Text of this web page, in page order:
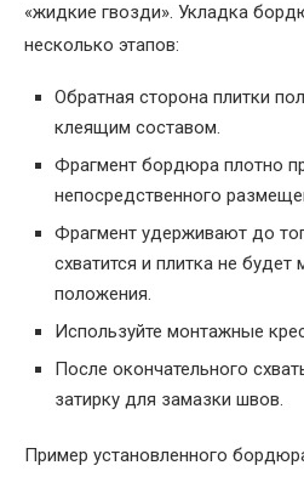
«жидкие гвозди». Укладка
несколько этапов:
Обратная сторона плитки
клеящим составом.
Фрагмент бордюра плотно
непосредственного
Фрагмент удерживают до
схватится и плитка не будет
положения.
Используйте монтажные
После окончательного
затирку для замазки швов.
Пример установленного